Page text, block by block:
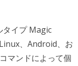
タイプ Magic
、Android、お
マンドによって個